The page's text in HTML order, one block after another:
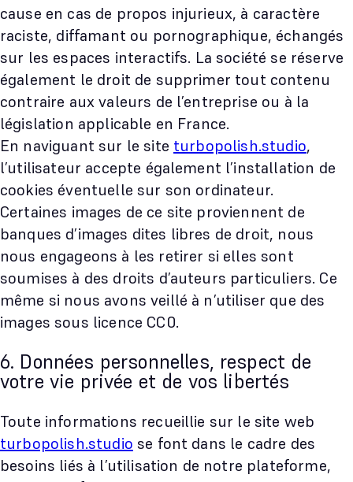
cause en cas de propos injurieux, à caractère
raciste, diffamant ou pornographique, échangés
sur les espaces interactifs. La société se réserve
également le droit de supprimer tout contenu
contraire aux valeurs de l’entreprise ou à la
législation applicable en France.
En naviguant sur le site turbopolish.studio,
l’utilisateur accepte également l’installation de
cookies éventuelle sur son ordinateur.
Certaines images de ce site proviennent de
banques d’images dites libres de droit, nous
nous engageons à les retirer si elles sont
soumises à des droits d’auteurs particuliers. Ce
même si nous avons veillé à n’utiliser que des
images sous licence CC0.
6. Données personnelles, respect de
votre vie privée et de vos libertés
Toute informations recueillie sur le site web
turbopolish.studio se font dans le cadre des
besoins liés à l’utilisation de notre plateforme,